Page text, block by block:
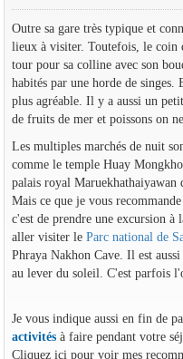
Outre sa gare très typique et
lieux à visiter. Toutefois, le coin
tour pour sa colline avec son
habités par une horde de
plus agréable. Il y a aussi un
de fruits de mer et poissons on
Les multiples marchés de nuit
comme le temple Huay
palais royal
Mais ce que je vous
c'est de prendre une excursion
aller visiter le Parc national de
Phraya Nakhon Cave. Il est
au lever du soleil. C'est parfois
Je vous indique aussi en fin de
activitésà faire pendant votre
Cliquez ici pour voir mes